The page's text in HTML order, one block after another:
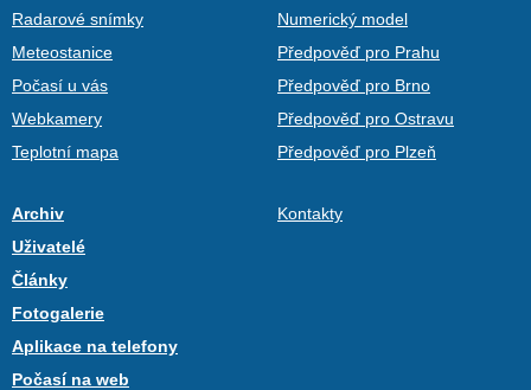
Radarové snímky
Meteostanice
Počasí u vás
Webkamery
Teplotní mapa
Numerický model
Předpověď pro Prahu
Předpověď pro Brno
Předpověď pro Ostravu
Předpověď pro Plzeň
Archiv
Uživatelé
Články
Fotogalerie
Aplikace na telefony
Počasí na web
Kontakty